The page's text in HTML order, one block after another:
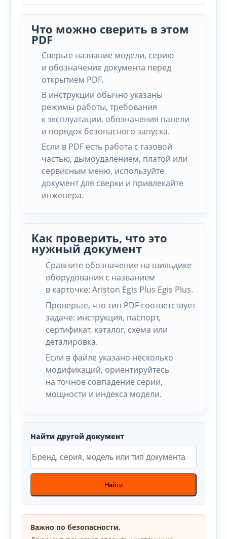
Что можно сверить в этом
PDF
Сверьте название модели, серию
и обозначение документа перед
открытием PDF.
В инструкции обычно указаны
режимы работы, требования
к эксплуатации, обозначения панели
и порядок безопасного запуска.
Если в PDF есть работа с газовой
частью, дымоудалением, платой или
сервисным меню, используйте
документ для сверки и привлекайте
инженера.
Как проверить, что это
нужный документ
Сравните обозначение на шильдике
оборудования с названием
в карточке: Ariston Egis Plus Egis Plus.
Проверьте, что тип PDF соответствует
задаче: инструкция, паспорт,
сертификат, каталог, схема или
деталировка.
Если в файле указано несколько
модификаций, ориентируйтесь
на точное совпадение серии,
мощности и индекса модели.
Найти другой документ
Найти
Важно по безопасности.